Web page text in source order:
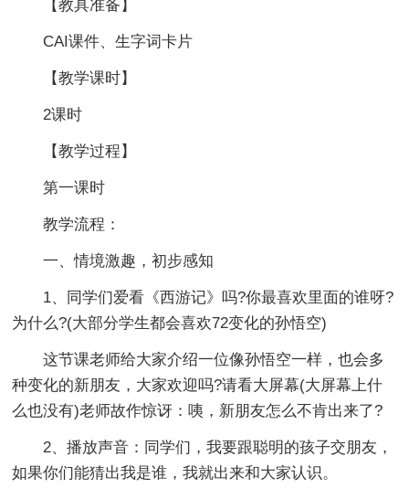
【教具准备】
CAI课件、生字词卡片
【教学课时】
2课时
【教学过程】
第一课时
教学流程：
一、情境激趣，初步感知
1、同学们爱看《西游记》吗?你最喜欢里面的谁呀?
为什么?(大部分学生都会喜欢72变化的孙悟空)
这节课老师给大家介绍一位像孙悟空一样，也会多
种变化的新朋友，大家欢迎吗?请看大屏幕(大屏幕上什
么也没有)老师故作惊讶：咦，新朋友怎么不肯出来了?
2、播放声音：同学们，我要跟聪明的孩子交朋友，
如果你们能猜出我是谁，我就出来和大家认识。